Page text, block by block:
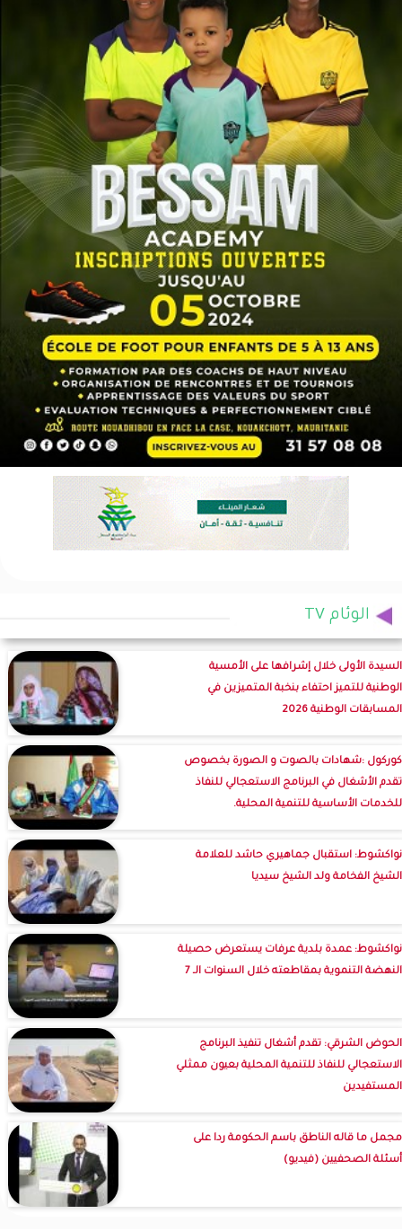
الوئام TV
السيدة الأولى خلال إشرافها على الأمسية
الوطنية للتميز احتفاء بنخبة المتميزين في
المسابقات الوطنية 2026
كوركول :شهادات بالصوت و الصورة بخصوص
تقدم الأشغال في البرنامج الاستعجالي للنفاذ
للخدمات الأساسية للتنمية المحلية.
نواكشوط: استقبال جماهيري حاشد للعلامة
الشيخ الفخامة ولد الشيخ سيديا
نواكشوط: عمدة بلدية عرفات يستعرض حصيلة
النهضة التنموية بمقاطعته خلال السنوات الـ 7
الحوض الشرقي: تقدم أشغال تنفيذ البرنامج
الاستعجالي للنفاذ للتنمية المحلية بعيون ممثلي
المستفيدين
مجمل ما قاله الناطق باسم الحكومة ردا على
أسئلة الصحفيين (فيديو)